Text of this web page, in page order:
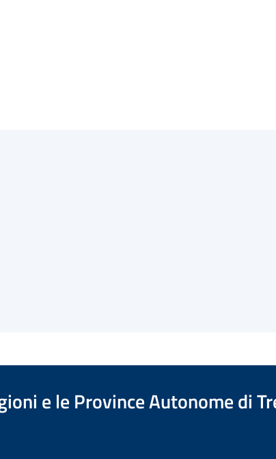
e le Province Autonome di